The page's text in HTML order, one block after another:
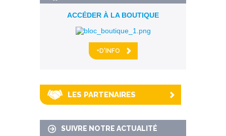
ACCÉDER À LA BOUTIQUE
+D'INFO
LES PARTENAIRES
SUIVRE NOTRE ACTUALITÉ